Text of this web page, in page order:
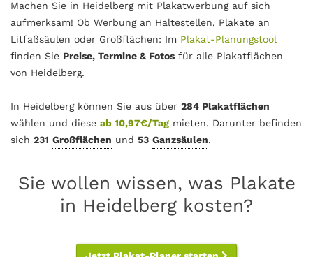
Machen Sie in Heidelberg mit Plakatwerbung auf sich
aufmerksam! Ob Werbung an Haltestellen, Plakate an
Litfaßsäulen oder Großflächen: Im Plakat-Planungstool
finden Sie Preise, Termine & Fotos für alle Plakatflächen
von Heidelberg.
In Heidelberg können Sie aus über 284 Plakatflächen
wählen und diese ab 10,97€/Tag mieten. Darunter befinden
sich 231 Großflächen und 53 Ganzsäulen.
Sie wollen wissen, was Plakate
in Heidelberg kosten?